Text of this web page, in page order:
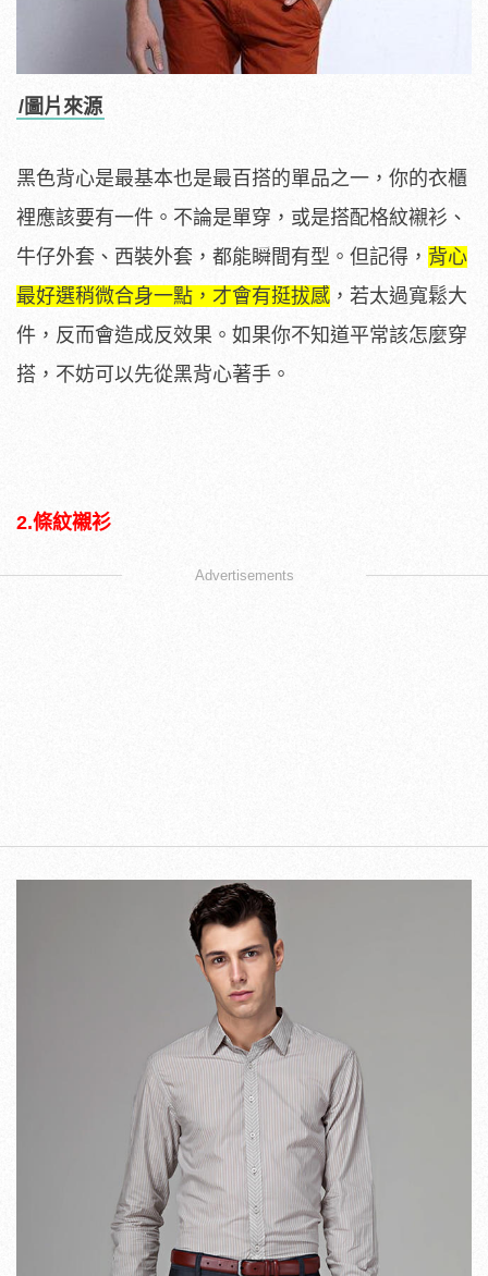
/圖片來源
黑色背心是最基本也是最百搭的單品之一，你的衣櫃
裡應該要有一件。不論是單穿，或是搭配格紋襯衫、
牛仔外套、西裝外套，都能瞬間有型。但記得， 背心
最好選稍微合身一點，才會有挺拔感 ，若太過寬鬆大
件，反而會造成反效果。如果你不知道平常該怎麼穿
搭，不妨可以先從黑背心著手。
2.條紋襯衫
Advertisements